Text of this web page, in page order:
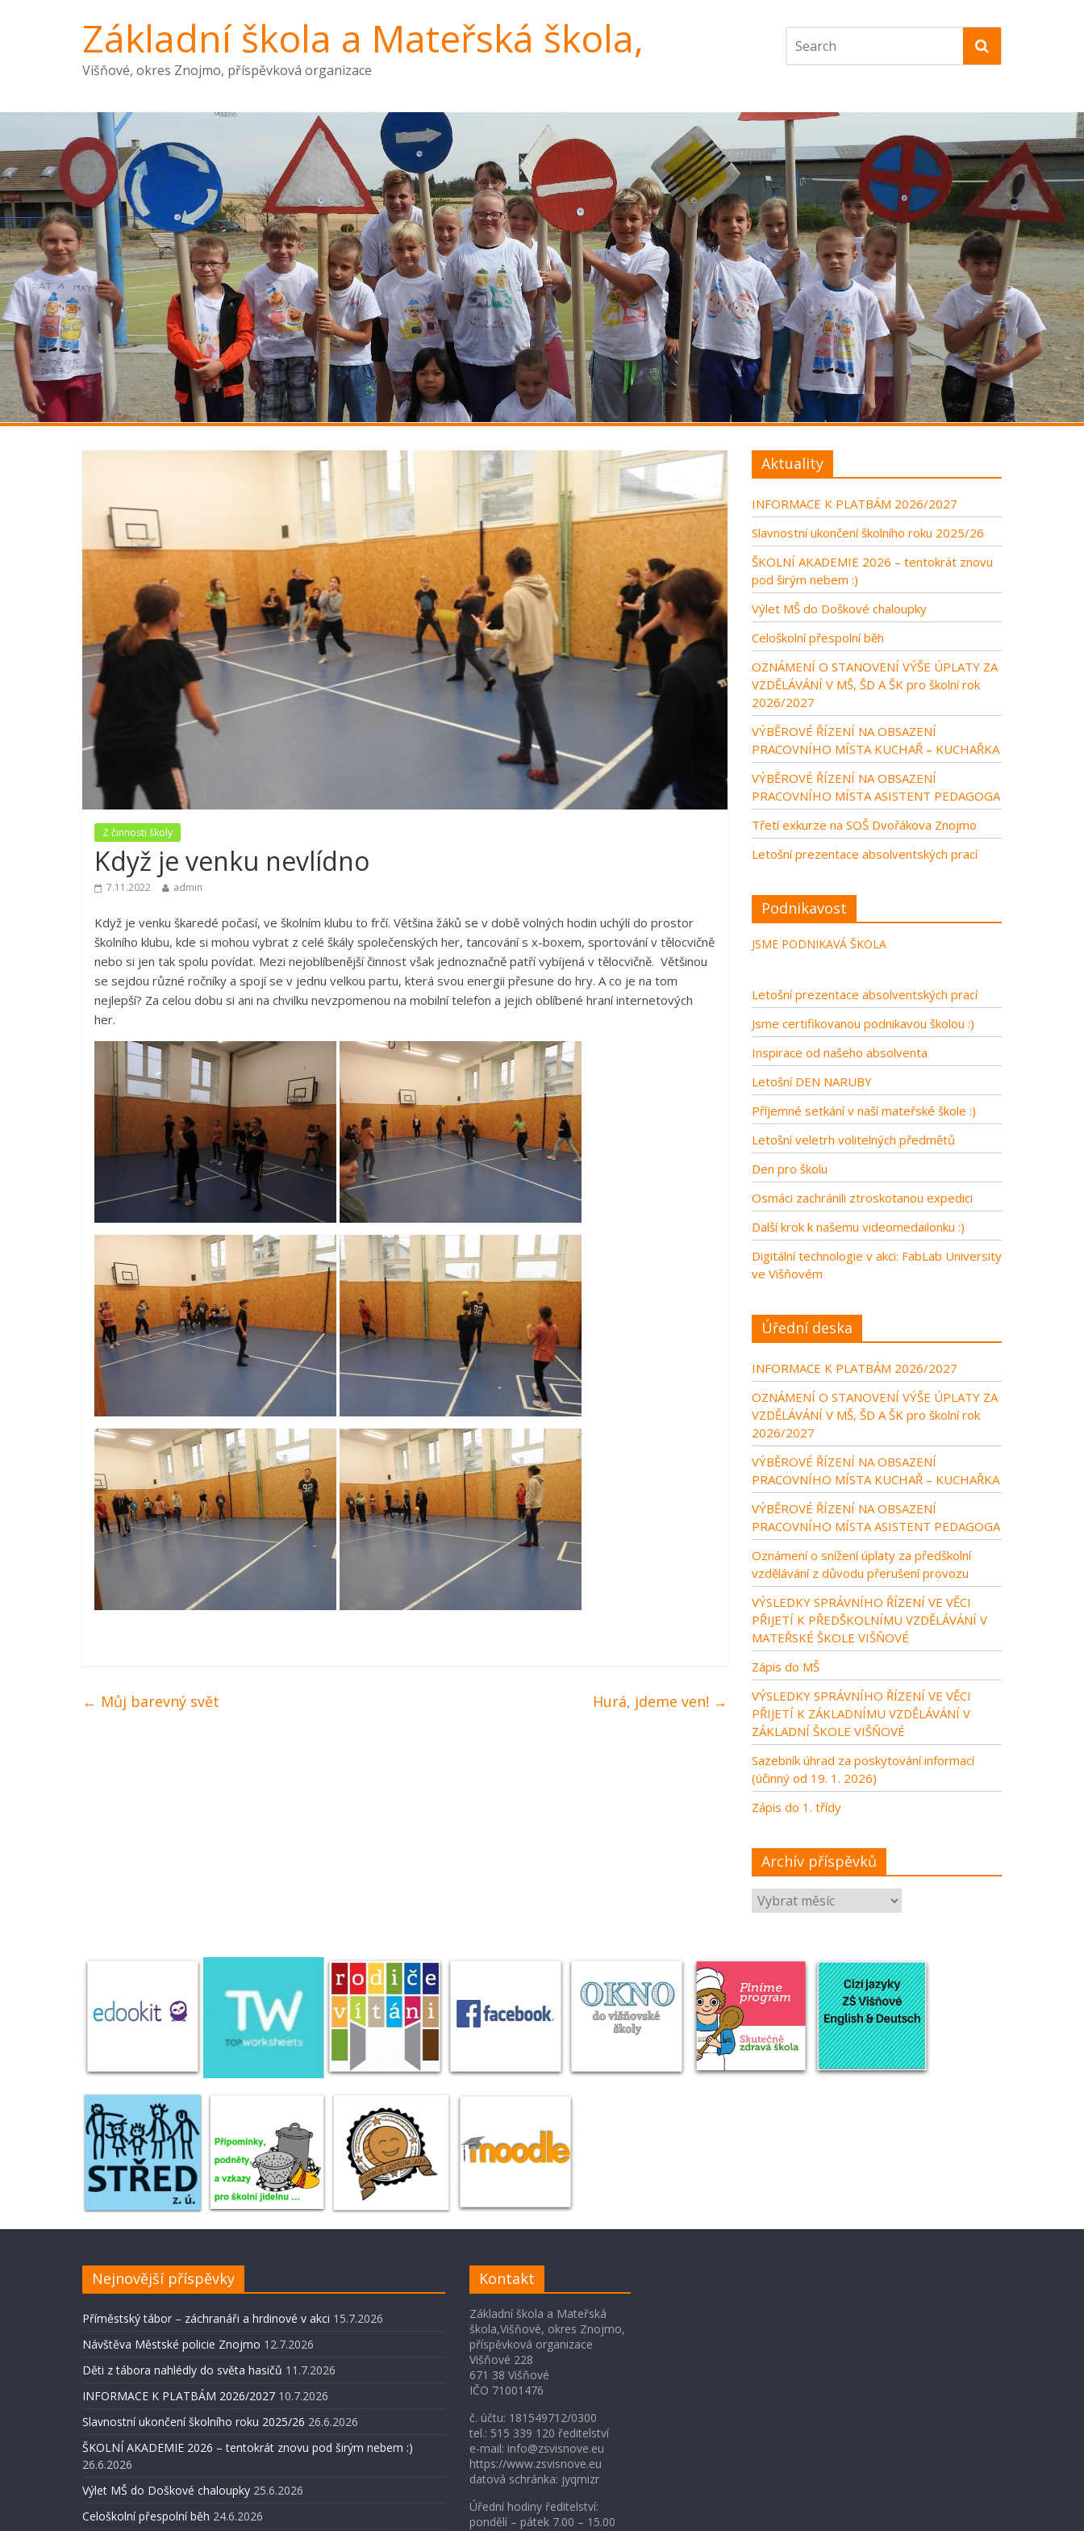
Základní škola a Mateřská škola,
Višňové, okres Znojmo, příspěvková organizace
Z činnosti školy
Když je venku nevlídno
7.11.2022 admin
Když je venku škaredé počasí, ve školním klubu to frčí. Většina žáků se v době volných hodin uchýlí do prostor
školního klubu, kde si mohou vybrat z celé škály společenských her, tancování s x-boxem, sportování v tělocvičně
nebo si jen tak spolu povídat. Mezi nejoblíbenější činnost však jednoznačně patří vybíjená v tělocvičně. Většinou
se sejdou různé ročníky a spojí se v jednu velkou partu, která svou energii přesune do hry. A co je na tom
nejlepší? Za celou dobu si ani na chvilku nevzpomenou na mobilní telefon a jejich oblíbené hraní internetových
her.
← Můj barevný svět Hurá, jdeme ven! →
Aktuality
INFORMACE K PLATBÁM 2026/2027
Slavnostní ukončení školního roku 2025/26
ŠKOLNÍ AKADEMIE 2026 – tentokrát znovu
pod širým nebem :)
Výlet MŠ do Doškové chaloupky
Celoškolní přespolní běh
OZNÁMENÍ O STANOVENÍ VÝŠE ÚPLATY ZA
VZDĚLÁVÁNÍ V MŠ, ŠD A ŠK pro školní rok
2026/2027
VÝBĚROVÉ ŘÍZENÍ NA OBSAZENÍ
PRACOVNÍHO MÍSTA KUCHAŘ – KUCHAŘKA
VÝBĚROVÉ ŘÍZENÍ NA OBSAZENÍ
PRACOVNÍHO MÍSTA ASISTENT PEDAGOGA
Třetí exkurze na SOŠ Dvořákova Znojmo
Letošní prezentace absolventských prací
Podnikavost
JSME PODNIKAVÁ ŠKOLA
Letošní prezentace absolventských prací
Jsme certifikovanou podnikavou školou :)
Inspirace od našeho absolventa
Letošní DEN NARUBY
Příjemné setkání v naší mateřské škole :)
Letošní veletrh volitelných předmětů
Den pro školu
Osmáci zachránili ztroskotanou expedici
Další krok k našemu videomedailonku :)
Digitální technologie v akci: FabLab University
ve Višňovém
Úřední deska
INFORMACE K PLATBÁM 2026/2027
OZNÁMENÍ O STANOVENÍ VÝŠE ÚPLATY ZA
VZDĚLÁVÁNÍ V MŠ, ŠD A ŠK pro školní rok
2026/2027
VÝBĚROVÉ ŘÍZENÍ NA OBSAZENÍ
PRACOVNÍHO MÍSTA KUCHAŘ – KUCHAŘKA
VÝBĚROVÉ ŘÍZENÍ NA OBSAZENÍ
PRACOVNÍHO MÍSTA ASISTENT PEDAGOGA
Oznámení o snížení úplaty za předškolní
vzdělávání z důvodu přerušení provozu
VÝSLEDKY SPRÁVNÍHO ŘÍZENÍ VE VĚCI
PŘIJETÍ K PŘEDŠKOLNÍMU VZDĚLÁVÁNÍ V
MATEŘSKÉ ŠKOLE VIŠŇOVÉ
Zápis do MŠ
VÝSLEDKY SPRÁVNÍHO ŘÍZENÍ VE VĚCI
PŘIJETÍ K ZÁKLADNÍMU VZDĚLÁVÁNÍ V
ZÁKLADNÍ ŠKOLE VIŠŇOVÉ
Sazebník úhrad za poskytování informací
(účinný od 19. 1. 2026)
Zápis do 1. třídy
Archív příspěvků
Nejnovější příspěvky
Příměstský tábor – záchranáři a hrdinové v akci 15.7.2026
Návštěva Městské policie Znojmo 12.7.2026
Děti z tábora nahlédly do světa hasičů 11.7.2026
INFORMACE K PLATBÁM 2026/2027 10.7.2026
Slavnostní ukončení školního roku 2025/26 26.6.2026
ŠKOLNÍ AKADEMIE 2026 – tentokrát znovu pod širým nebem :)
26.6.2026
Výlet MŠ do Doškové chaloupky 25.6.2026
Celoškolní přespolní běh 24.6.2026
Kontakt
Základní škola a Mateřská
škola,Višňové, okres Znojmo,
příspěvková organizace
Višňové 228
671 38 Višňové
IČO 71001476
č. účtu: 181549712/0300
tel.: 515 339 120 ředitelství
e-mail: info@zsvisnove.eu
https://www.zsvisnove.eu
datová schránka: jyqmizr
Úřední hodiny ředitelství:
pondělí – pátek 7.00 – 15.00